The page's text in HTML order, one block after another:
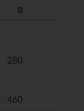
g
280
460